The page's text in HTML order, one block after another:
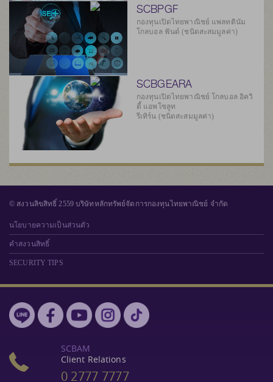
SCBPGF
กองทุนเปิดไทยพาณิชย์ แพลทตินัม
โกลบอล ฟันด์ (ชนิดสะสมมูลค่า)
SCBGEARA
กองทุนเปิดไทยพาณิชย์ โกลบอล อิควิ
ตี้ แอพโซลูท
รีเทิร์น (ชนิดสะสมมูลค่า)
© สงวนลิขสิทธิ์ 2559 บริษัทหลักทรัพย์จัดการกองทุนไทยพาณิชย์ จำกัด
นโยบายความเป็นส่วนตัว
คำสงวนสิทธิ์
SECURITY TIPS
SCBAM
Client Relations
0 2777 7777